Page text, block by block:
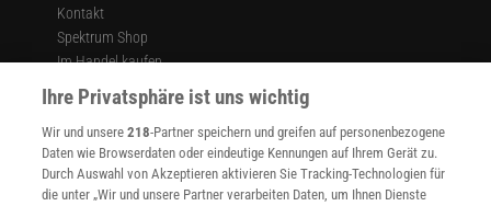
Kontakt
Spektrum Shop
Im Handel kaufen
Presse
Verträge kündigen
Widerruf
INFO
Mediadaten
Ihre Privatsphäre ist uns wichtig
Wir und unsere218-Partner speichern und greifen auf personenbezogene
Daten wie Browserdaten oder eindeutige Kennungen auf Ihrem Gerät zu.
Durch Auswahl von Akzeptieren aktivieren Sie Tracking-Technologien für
die unter „Wir und unsere Partner verarbeiten Daten, um Ihnen Dienste